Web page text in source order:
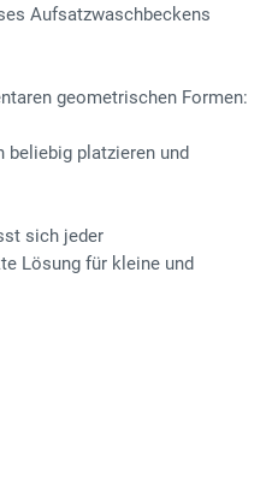
Aufsatzwaschbeckens
geometrischen Formen:
beliebig platzieren und
sich jeder
Lösung für kleine und